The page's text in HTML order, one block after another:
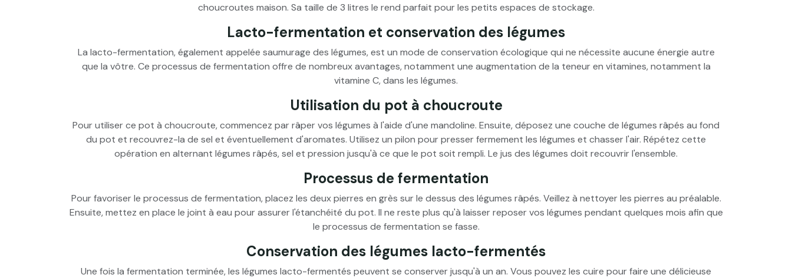
choucroutes maison. Sa taille de 3 litres le rend parfait pour les petits espaces de stockage.
Lacto-fermentation et conservation des légumes
La lacto-fermentation, également appelée saumurage des légumes, est un mode de conservation écologique qui ne nécessite aucune énergie autre
que la vôtre. Ce processus de fermentation offre de nombreux avantages, notamment une augmentation de la teneur en vitamines, notamment la
vitamine C, dans les légumes.
Utilisation du pot à choucroute
Pour utiliser ce pot à choucroute, commencez par râper vos légumes à l'aide d'une mandoline. Ensuite, déposez une couche de légumes râpés au fond
du pot et recouvrez-la de sel et éventuellement d'aromates. Utilisez un pilon pour presser fermement les légumes et chasser l'air. Répétez cette
opération en alternant légumes râpés, sel et pression jusqu'à ce que le pot soit rempli. Le jus des légumes doit recouvrir l'ensemble.
Processus de fermentation
Pour favoriser le processus de fermentation, placez les deux pierres en grès sur le dessus des légumes râpés. Veillez à nettoyer les pierres au préalable.
Ensuite, mettez en place le joint à eau pour assurer l'étanchéité du pot. Il ne reste plus qu'à laisser reposer vos légumes pendant quelques mois afin que
le processus de fermentation se fasse.
Conservation des légumes lacto-fermentés
Une fois la fermentation terminée, les légumes lacto-fermentés peuvent se conserver jusqu'à un an. Vous pouvez les cuire pour faire une délicieuse